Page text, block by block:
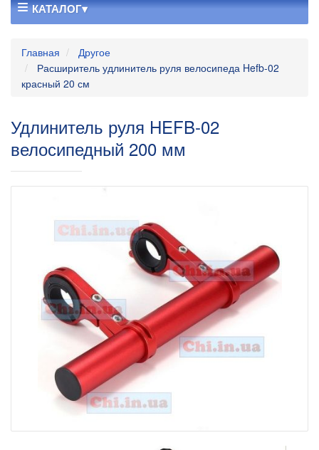
КАТАЛОГ▾
Главная
Другое
Расширитель удлинитель руля велосипеда Hefb-02
красный 20 см
Удлинитель руля HEFB-02
велосипедный 200 мм